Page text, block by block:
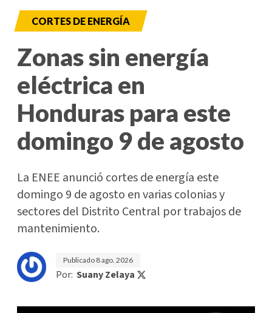
CORTES DE ENERGÍA
Zonas sin energía
eléctrica en
Honduras para este
domingo 9 de agosto
La ENEE anunció cortes de energía este
domingo 9 de agosto en varias colonias y
sectores del Distrito Central por trabajos de
mantenimiento.
Publicado 8 ago. 2026
Por: Suany Zelaya